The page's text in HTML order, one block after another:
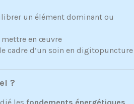
un élément dominant ou
mettre en œuvre
cadre d’un soin en digitopuncture
?